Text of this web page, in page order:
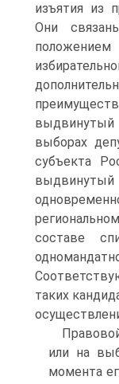
изъятия из
Они
выдвинутый
выборах
субъекта
выдвинутый
составе
таких
или на
момента